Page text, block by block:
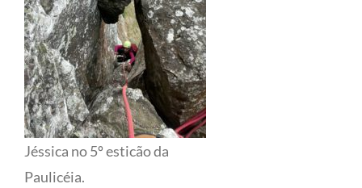
Jéssica no 5º esticão da
Paulicéia.